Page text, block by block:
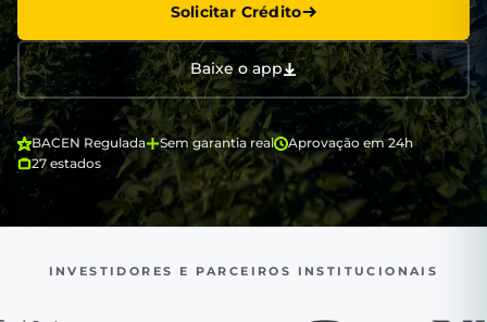
Solicitar Crédito
Baixe o app
BACEN Regulada Sem garantia real
Aprovação em 24h
27 estados
INVESTIDORES E PARCEIROS INSTITUCIONAIS